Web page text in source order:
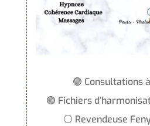
🟢 Consultations
🟢 Fichiers
⚪ Revendeuse